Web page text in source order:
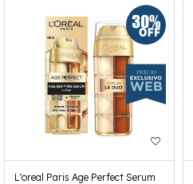
L'oreal Paris Age Perfect Serum